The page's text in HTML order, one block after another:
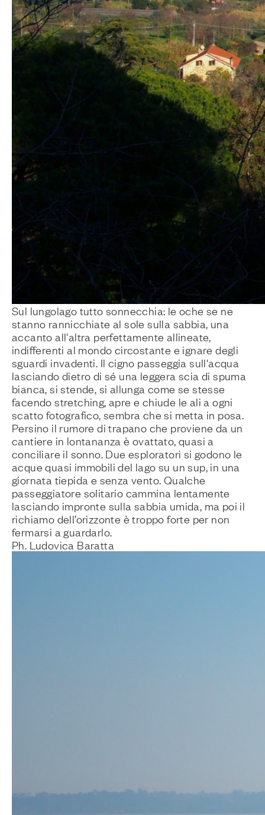
Sul lungolago tutto sonnecchia: le oche se ne
stanno rannicchiate al sole sulla sabbia, una
accanto all'altra perfettamente allineate,
indifferenti al mondo circostante e ignare degli
sguardi invadenti. Il cigno passeggia sull'acqua
lasciando dietro di sé una leggera scia di spuma
bianca, si stende, si allunga come se stesse
facendo stretching, apre e chiude le ali a ogni
scatto fotografico, sembra che si metta in posa.
Persino il rumore di trapano che proviene da un
cantiere in lontananza è ovattato, quasi a
conciliare il sonno. Due esploratori si godono le
acque quasi immobili del lago su un sup, in una
giornata tiepida e senza vento. Qualche
passeggiatore solitario cammina lentamente
lasciando impronte sulla sabbia umida, ma poi il
richiamo dell’orizzonte è troppo forte per non
fermarsi a guardarlo.
Ph. Ludovica Baratta